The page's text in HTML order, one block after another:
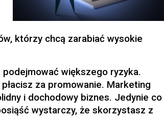
którzy chcą zarabiać wysokie
podejmować większego ryzyka.
za promowanie. Marketing
i dochodowy biznes. Jedynie co
wystarczy, że skorzystasz z